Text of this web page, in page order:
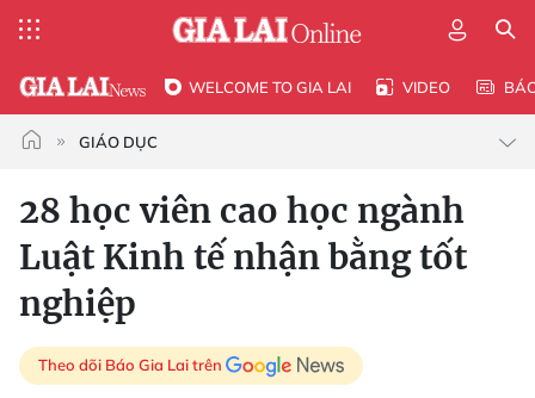
WELCOME TO GIA LAI VIDEO
GIÁO DỤC
28 học viên cao học ngành
Luật Kinh tế nhận bằng tốt
nghiệp
Theo dõi Báo Gia Lai trên